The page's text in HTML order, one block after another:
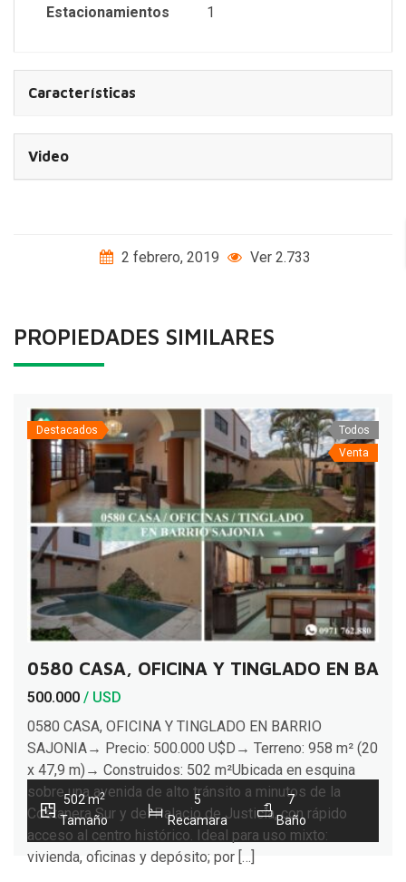
Estacionamientos 1
Características
Video
2 febrero, 2019 Ver 2.733
PROPIEDADES SIMILARES
Destacados
Todos
Venta
0580 CASA, OFICINA Y TINGLADO EN
500.000 / USD
0580 CASA, OFICINA Y TINGLADO EN BARRIO
SAJONIA→ Precio: 500.000 U$D→ Terreno: 958 m² (20
x 47,9 m)→ Construidos: 502 m²Ubicada en esquina
sobre una avenida de alto tránsito a minutos de la
Costanera Sur y del Palacio de Justicia, con rápido
acceso al centro histórico. Ideal para uso mixto:
vivienda, oficinas y depósito; por […]
502 m2
Tamaño
5
Recamara
7
Baño